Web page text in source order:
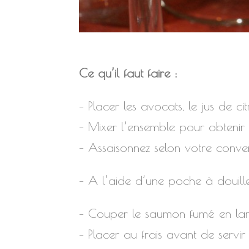
Ce qu’il faut faire :
– Placer les avocats, le jus de
– Mixer l’ensemble pour
– Assaisonnez selon votre
– A l’aide d’une poche à
– Couper le saumon fumé en
– Placer au frais avant de servir